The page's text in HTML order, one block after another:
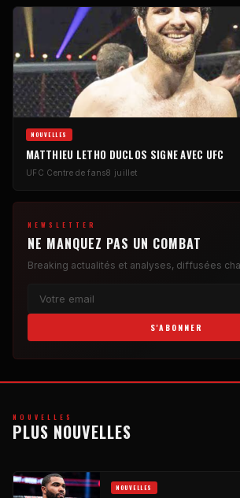
NOUVELLES
MATTHIEU LETHO DUCLOS SIGNE AVEC UFC
UFC Centre de fans8 juillet
NEWSLETTER
NE MANQUEZ PAS UN COMBAT
Breaking actualités et analyses, diffusées
S'ABONNER
NOUVELLES
PLUS NOUVELLES
NOUVELLES